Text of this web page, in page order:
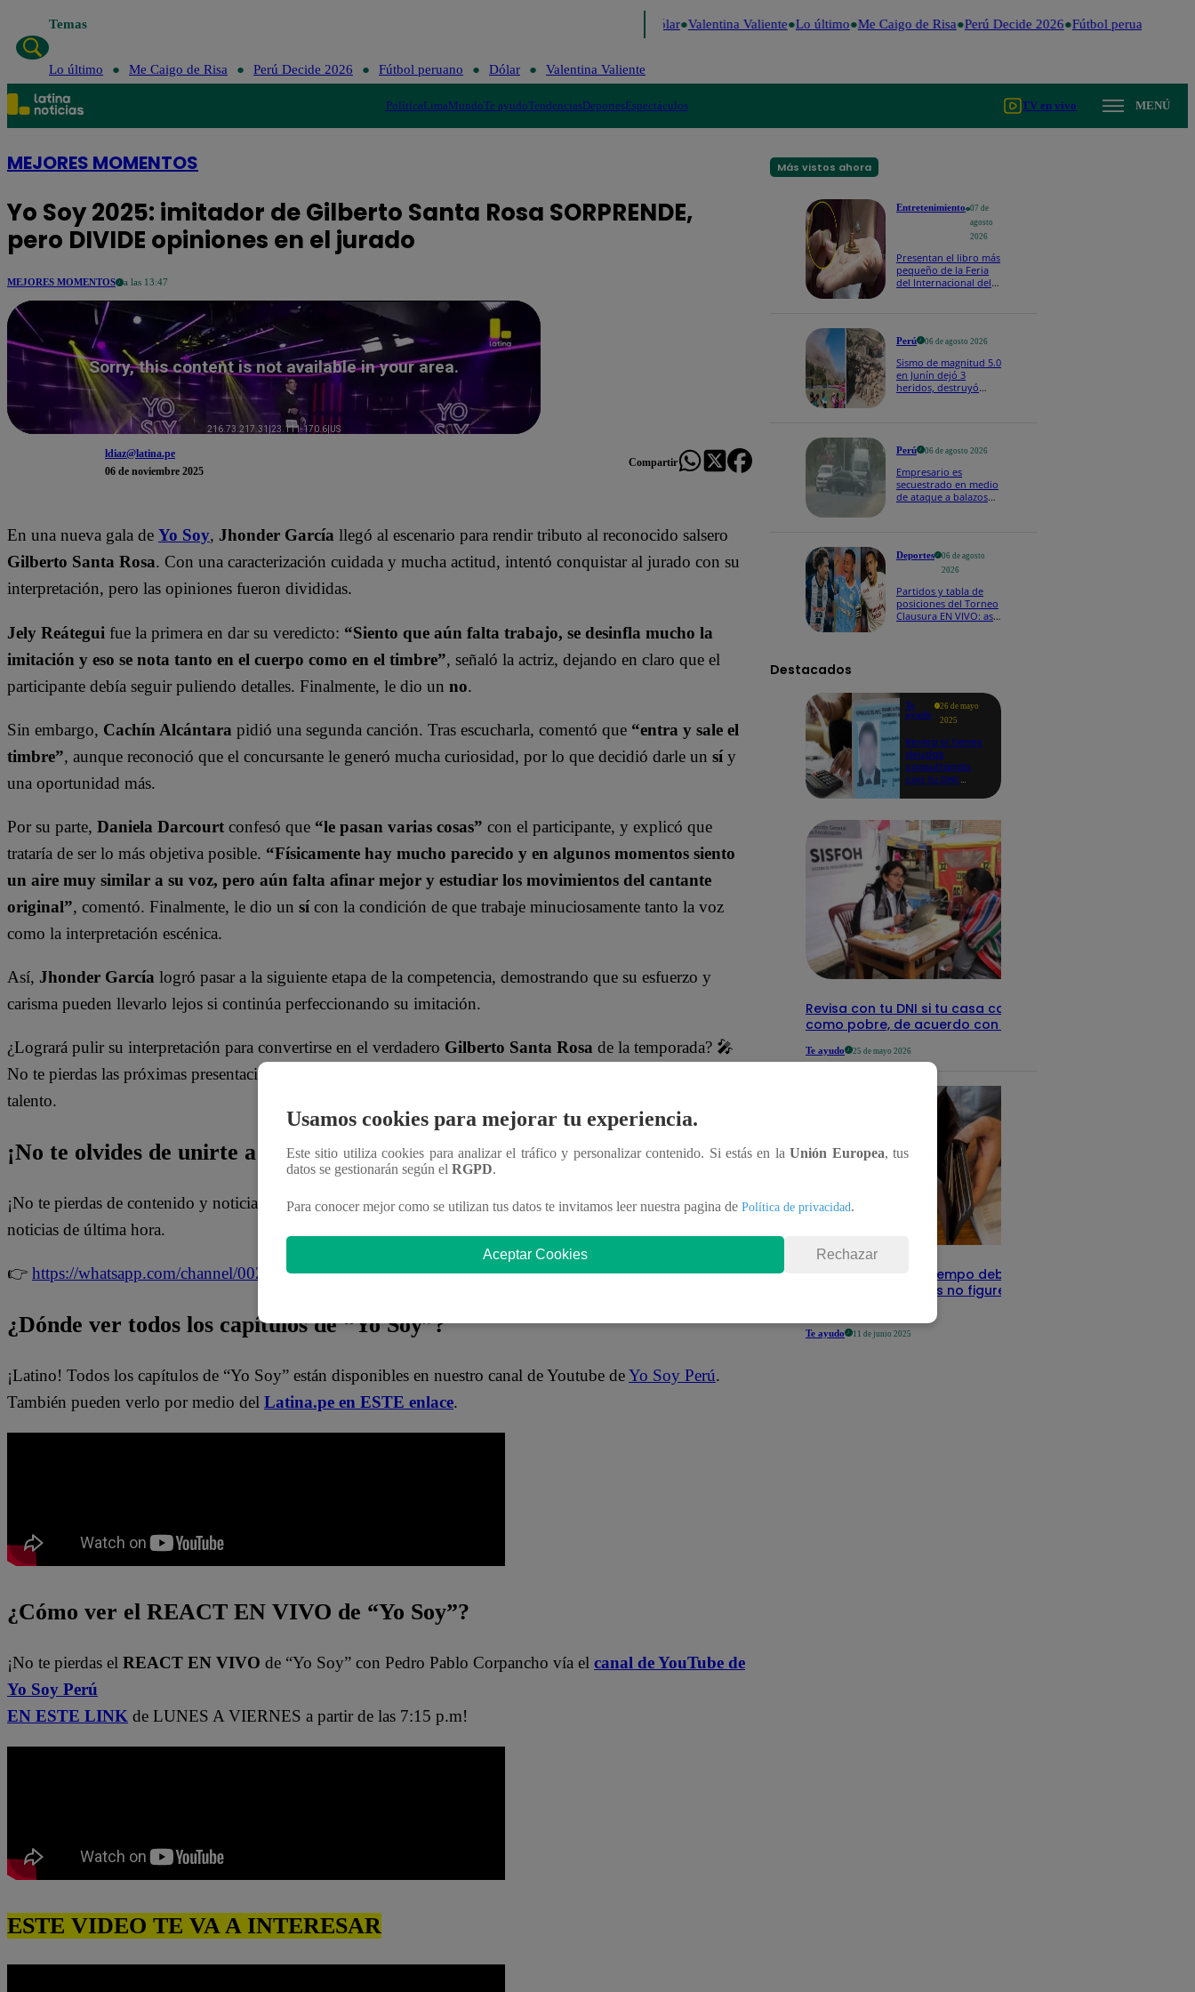
Temas Dólar Valentina Valiente Lo último Me Caigo de Risa Perú Decide 2026 Fútbol peruano
Lo último Me Caigo de Risa Perú Decide 2026 Fútbol peruano Dólar Valentina Valiente
PolíticaLimaMundoTe ayudoTendenciasDeportesEspectáculos TV en vivo MENÚ
MEJORES MOMENTOS
Yo Soy 2025: imitador de Gilberto Santa Rosa SORPRENDE,
pero DIVIDE opiniones en el jurado
MEJORES MOMENTOS a las 13:47
ldiaz@latina.pe
06 de noviembre 2025
Compartir
En una nueva gala de Yo Soy, Jhonder García llegó al escenario para rendir tributo al reconocido salsero
Gilberto Santa Rosa. Con una caracterización cuidada y mucha actitud, intentó conquistar al jurado con su
interpretación, pero las opiniones fueron divididas.
Jely Reátegui fue la primera en dar su veredicto: “Siento que aún falta trabajo, se desinfla mucho la
imitación y eso se nota tanto en el cuerpo como en el timbre”, señaló la actriz, dejando en claro que el
participante debía seguir puliendo detalles. Finalmente, le dio un no.
Sin embargo, Cachín Alcántara pidió una segunda canción. Tras escucharla, comentó que “entra y sale el
timbre”, aunque reconoció que el concursante le generó mucha curiosidad, por lo que decidió darle un síy
una oportunidad más.
Por su parte, Daniela Darcourt confesó que “le pasan varias cosas” con el participante, y explicó que
trataría de ser lo más objetiva posible. “Físicamente hay mucho parecido y en algunos momentos siento
un aire muy similar a su voz, pero aún falta afinar mejor y estudiar los movimientos del cantante
original”, comentó. Finalmente, le dio un sícon la condición de que trabaje minuciosamente tanto la voz
como la interpretación escénica.
Así, Jhonder García logró pasar a la siguiente etapa de la competencia, demostrando que su esfuerzo y
carisma pueden llevarlo lejos si continúa perfeccionando su imitación.
¿Logrará pulir su interpretación para convertirse en el verdadero Gilberto Santa Rosa de la temporada? 🎤
No te pierdas las próximas presentaciones de
talento.
¡No te olvides de unirte a nuestro canal oficial!
¡No te pierdas de contenido y noticias EXCLUSIVAS! Interactúa con los talentos, obtén datos inéditos y
noticias de última hora.
👉 https://whatsapp.com/channel/0029Va4WPy1FMqraDNgjzM3Q
¿Dónde ver todos los capítulos de “Yo Soy”?
¡Latino! Todos los capítulos de “Yo Soy” están disponibles en nuestro canal de Youtube deYo Soy Perú.
También pueden verlo por medio del Latina.pe en ESTE enlace.
¿Cómo ver el REACT EN VIVO de “Yo Soy”?
¡No te pierdas el REACT EN VIVO de “Yo Soy” con Pedro Pablo Corpancho vía el canal de YouTube de
Yo Soy Perú
EN ESTE LINK de LUNES A VIERNES a partir de las 7:15 p.m!
ESTE VIDEO TE VA A INTERESAR
Más vistos ahora
Entretenimiento 07 de
agosto
2026
Presentan el libro más
pequeño de la Feria
del Internacional del
Perú 06 de agosto 2026
Sismo de magnitud 5.0
en Junín dejó 3
heridos, destruyó
Perú 06 de agosto 2026
Empresario es
secuestrado en medio
de ataque a balazos
Deportes
06 de agosto
2026
Partidos y tabla de
posiciones del Torneo
Clausura EN VIVO: así
Destacados
Te
ayudo
26 de mayo
2025
Revisa si tienes
deudas
consultando
con tu DNI:
Revisa con tu DNI si tu casa califica
como pobre, de acuerdo con el Sisfoh
Te ayudo 25 de mayo 2026
Infocorp: ¿Cuánto tiempo debe pasar
para que tus deudas no figuren en su
Te ayudo 11 de junio 2025
Usamos cookies para mejorar tu experiencia.
Este sitio utiliza cookies para analizar el tráfico y personalizar contenido. Si estás en laUnión Europea, tus
datos se gestionarán según el RGPD.
Para conocer mejor como se utilizan tus datos te invitamos leer nuestra pagina de Política de privacidad.
Aceptar Cookies Rechazar